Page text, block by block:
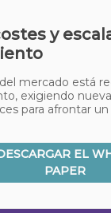
y
mercado está
exigiendo
para afrontar
EL
PAPER